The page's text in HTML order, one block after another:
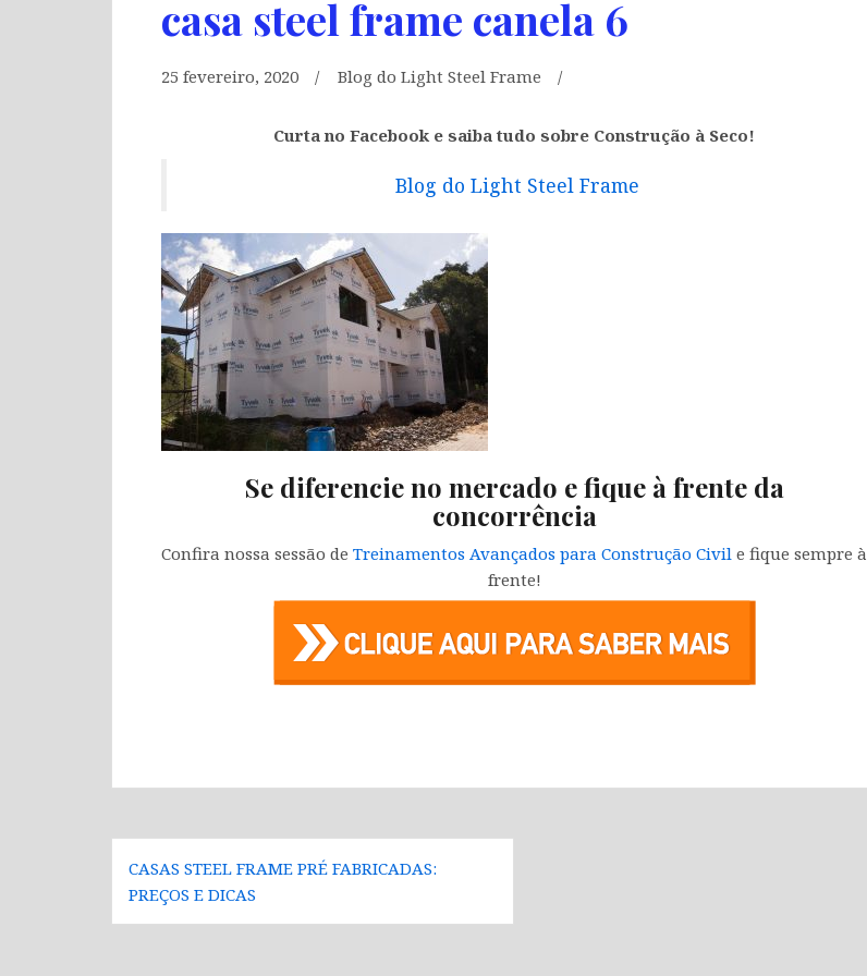
casa steel frame canela 6
25 fevereiro, 2020 Blog do Light Steel Frame
Curta no Facebook e saiba tudo sobre Construção à Seco!
Blog do Light Steel Frame
Se diferencie no mercado e fique à frente da
concorrência
Confira nossa sessão de Treinamentos Avançados para Construção Civil e fique sempre à
frente!
Navegação
de
Post
CASAS STEEL FRAME PRÉ FABRICADAS:
PREÇOS E DICAS